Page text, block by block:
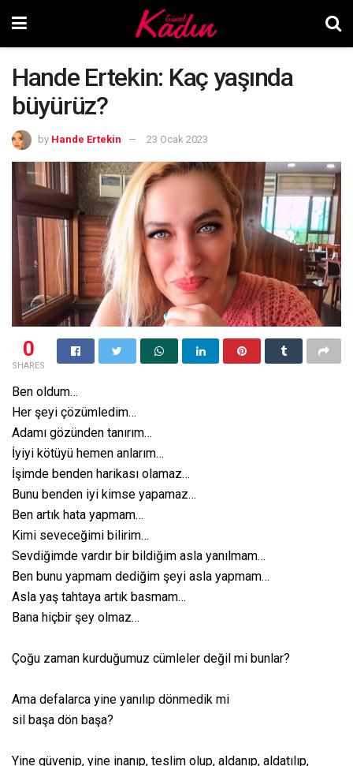
Hande Ertekin: Kaç yaşında
büyürüz?
by Hande Ertekin 23 Ocak 2023
0
SHARES
Ben oldum…
Her şeyi çözümledim…
Adamı gözünden tanırım…
İyiyi kötüyü hemen anlarım…
İşimde benden harikası olamaz…
Bunu benden iyi kimse yapamaz…
Ben artık hata yapmam…
Kimi seveceğimi bilirim…
Sevdiğimde vardır bir bildiğim asla yanılmam…
Ben bunu yapmam dediğim şeyi asla yapmam…
Asla yaş tahtaya artık basmam…
Bana hiçbir şey olmaz…
Çoğu zaman kurduğumuz cümleler değil mi bunlar?
Ama defalarca yine yanılıp dönmedik mi
sil başa dön başa?
Yine güvenip, yine inanıp, teslim olup, aldanıp, aldatılıp,